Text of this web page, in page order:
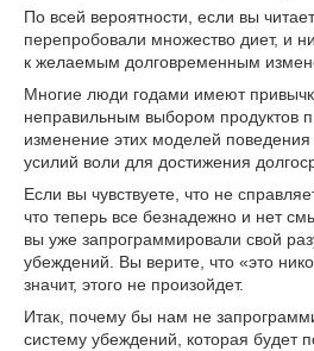
По всей вероятности, если вы
перепробовали множество диет, и
к желаемым долговременным
Многие люди годами имеют
неправильным выбором продуктов
изменение этих моделей
усилий воли для достижения
Если вы чувствуете, что не
что теперь все безнадежно и нет
вы уже запрограммировали свой
убеждений. Вы верите, что «это
значит, этого не произойдет.
Итак, почему бы нам не
систему убеждений, которая будет